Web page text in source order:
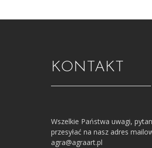
KONTAKT
Wszelkie Państwa uwagi,
przesyłać na nasz adres
agra@agraart.pl